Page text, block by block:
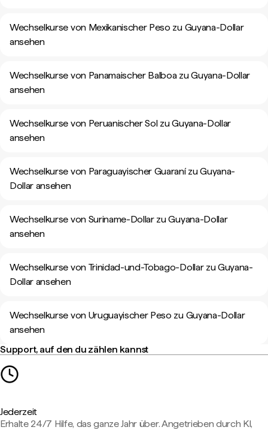
Wechselkurse von Mexikanischer Peso zu Guyana-Dollar
ansehen
Wechselkurse von Panamaischer Balboa zu Guyana-Dollar
ansehen
Wechselkurse von Peruanischer Sol zu Guyana-Dollar
ansehen
Wechselkurse von Paraguayischer Guaraní zu Guyana-
Dollar ansehen
Wechselkurse von Suriname-Dollar zu Guyana-Dollar
ansehen
Wechselkurse von Trinidad-und-Tobago-Dollar zu Guyana-
Dollar ansehen
Wechselkurse von Uruguayischer Peso zu Guyana-Dollar
ansehen
Support, auf den du zählen kannst
Jederzeit
Erhalte 24/7 Hilfe, das ganze Jahr über. Angetrieben durch KI,